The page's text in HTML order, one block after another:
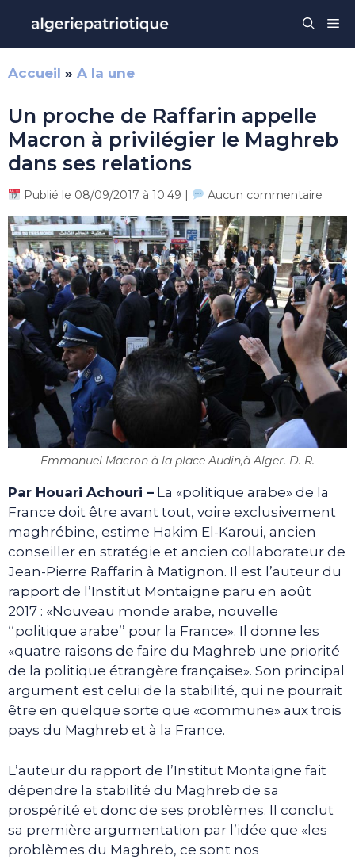
contenu
Accueil » A la une
Un proche de Raffarin appelle
Macron à privilégier le Maghreb
dans ses relations
Publié le 08/09/2017 à 10:49 | Aucun commentaire
Emmanuel Macron à la place Audin,à Alger. D. R.
Par Houari Achouri – La «politique arabe» de la
France doit être avant tout, voire exclusivement
maghrébine, estime Hakim El-Karoui, ancien
conseiller en stratégie et ancien collaborateur de
Jean-Pierre Raffarin à Matignon. Il est l’auteur du
rapport de l’Institut Montaigne paru en août
2017 : «Nouveau monde arabe, nouvelle
‘‘politique arabe’’ pour la France». Il donne les
«quatre raisons de faire du Maghreb une priorité
de la politique étrangère française». Son principal
argument est celui de la stabilité, qui ne pourrait
être en quelque sorte que «commune» aux trois
pays du Maghreb et à la France.
L’auteur du rapport de l’Institut Montaigne fait
dépendre la stabilité du Maghreb de sa
prospérité et donc de ses problèmes. Il conclut
sa première argumentation par l’idée que «les
problèmes du Maghreb, ce sont nos